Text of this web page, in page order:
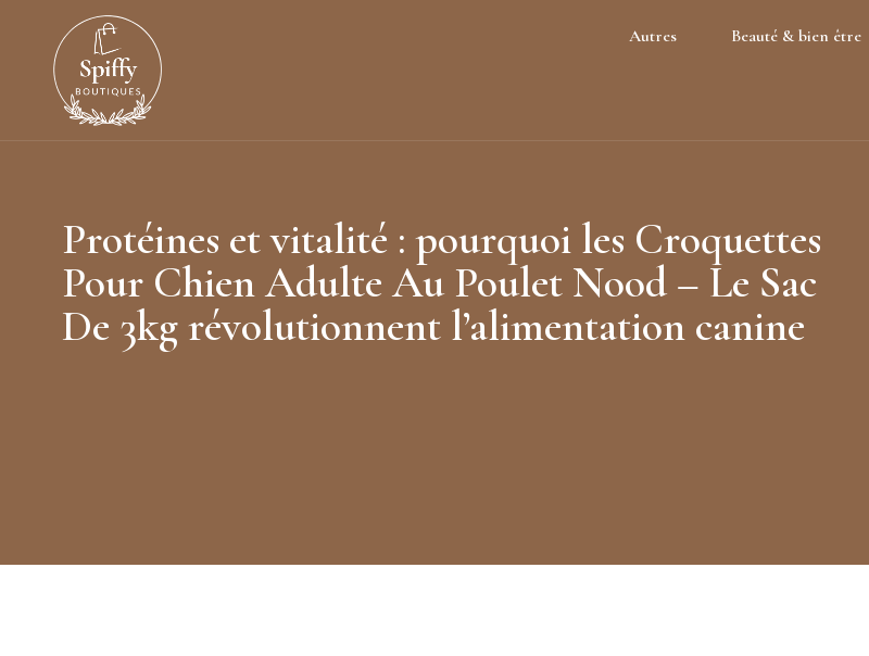
Autres Beauté & bien être
Protéines et vitalité : pourquoi les Croquettes
Pour Chien Adulte Au Poulet Nood – Le Sac
De 3kg révolutionnent l’alimentation canine